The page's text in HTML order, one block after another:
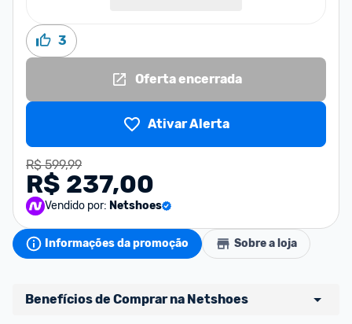
3
Oferta encerrada
Ativar Alerta
R$ 599,99
R$ 237,00
Vendido por: Netshoes
Informações da promoção Sobre a loja
Benefícios de Comprar na Netshoes